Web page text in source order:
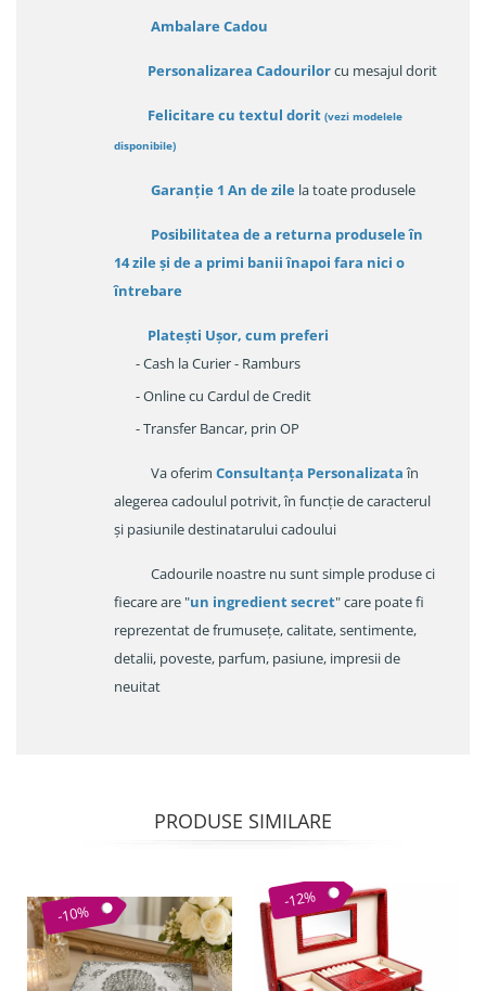
Ambalare Cadou
Personalizarea Cadourilorcu mesajul dorit
Felicitare cu textul dorit (vezi modelele
disponibile)
Garanție 1 An de zile la toate produsele
Posibilitatea de a returna produsele în
14 zileși de a primi banii înapoi fara nici o
întrebare
Platești Ușor, cum preferi
- Cash la Curier - Ramburs
- Online cu Cardul de Credit
- Transfer Bancar, prin OP
Va oferim Consultanța Personalizataîn
alegerea cadoulul potrivit, în funcție de caracterul
și pasiunile destinatarului cadoului
Cadourile noastre nu sunt simple produse ci
fiecare are "un ingredient secret" care poate fi
reprezentat de frumusețe, calitate, sentimente,
detalii, poveste, parfum, pasiune, impresii de
neuitat
PRODUSE SIMILARE
-10%
-12%